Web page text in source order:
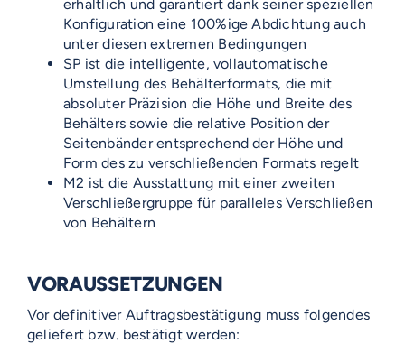
erhältlich und garantiert dank seiner speziellen
Konfiguration eine 100%ige Abdichtung auch
unter diesen extremen Bedingungen
SP ist die intelligente, vollautomatische
Umstellung des Behälterformats, die mit
absoluter Präzision die Höhe und Breite des
Behälters sowie die relative Position der
Seitenbänder entsprechend der Höhe und
Form des zu verschließenden Formats regelt
M2 ist die Ausstattung mit einer zweiten
Verschließergruppe für paralleles Verschließen
von Behältern
VORAUSSETZUNGEN
Vor definitiver Auftragsbestätigung muss folgendes
geliefert bzw. bestätigt werden: